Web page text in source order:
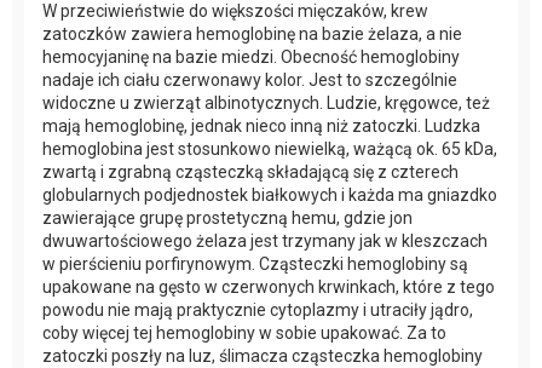
W przeciwieństwie do większości mięczaków, krew
zatoczków zawiera hemoglobinę na bazie żelaza, a nie
hemocyjaninę na bazie miedzi. Obecność hemoglobiny
nadaje ich ciału czerwonawy kolor. Jest to szczególnie
widoczne u zwierząt albinotycznych. Ludzie, kręgowce, też
mają hemoglobinę, jednak nieco inną niż zatoczki. Ludzka
hemoglobina jest stosunkowo niewielką, ważącą ok. 65 kDa,
zwartą i zgrabną cząsteczką składającą się z czterech
globularnych podjednostek białkowych i każda ma gniazdko
zawierające grupę prostetyczną hemu, gdzie jon
dwuwartościowego żelaza jest trzymany jak w kleszczach
w pierścieniu porfirynowym. Cząsteczki hemoglobiny są
upakowane na gęsto w czerwonych krwinkach, które z tego
powodu nie mają praktycznie cytoplazmy i utraciły jądro,
coby więcej tej hemoglobiny w sobie upakować. Za to
zatoczki poszły na luz, ślimacza cząsteczka hemoglobiny